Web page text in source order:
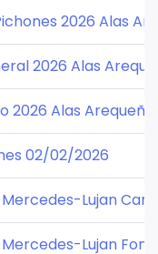
2026 Alas
2026 Alas
2026 Alas
02/02/2026
Lujan
Lujan